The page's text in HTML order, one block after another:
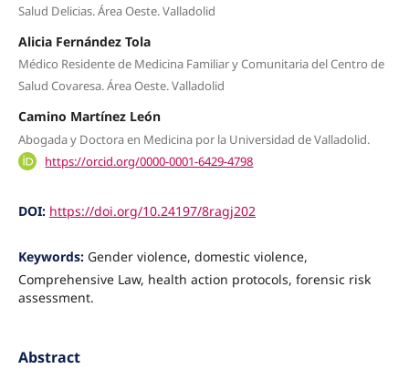
Salud Delicias. Área Oeste. Valladolid
Alicia Fernández Tola
Médico Residente de Medicina Familiar y Comunitaria del Centro de
Salud Covaresa. Área Oeste. Valladolid
Camino Martínez León
Abogada y Doctora en Medicina por la Universidad de Valladolid.
https://orcid.org/0000-0001-6429-4798
DOI: https://doi.org/10.24197/8ragj202
Keywords: Gender violence, domestic violence,
Comprehensive Law, health action protocols, forensic risk
assessment.
Abstract